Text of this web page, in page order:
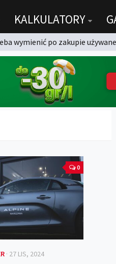
KALKULATORY
wymienić po zakupie
0
· 27 LIS, 2024